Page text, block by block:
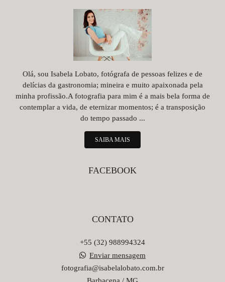
Olá, sou Isabela Lobato, fotógrafa de pessoas felizes e de
delícias da gastronomia; mineira e muito apaixonada pela
minha profissão.A fotografia para mim é a mais bela forma de
contemplar a vida, de eternizar momentos; é a transposição
do tempo passado ...
SAIBA MAIS
FACEBOOK
CONTATO
+55 (32) 988994324
Enviar mensagem
fotografia@isabelalobato.com.br